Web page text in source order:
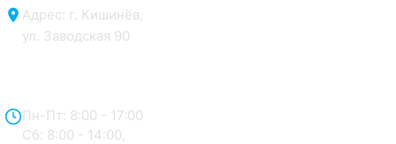
Адрес: г. Кишинёв,
ул. Заводская 90
Пн-Пт: 8:00 - 17:00
Сб: 8:00 - 14:00,